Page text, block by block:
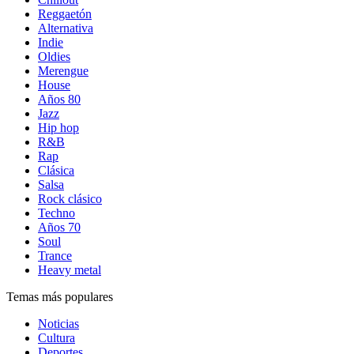
Reggaetón
Alternativa
Indie
Oldies
Merengue
House
Años 80
Jazz
Hip hop
R&B
Rap
Clásica
Salsa
Rock clásico
Techno
Años 70
Soul
Trance
Heavy metal
Temas más populares
Noticias
Cultura